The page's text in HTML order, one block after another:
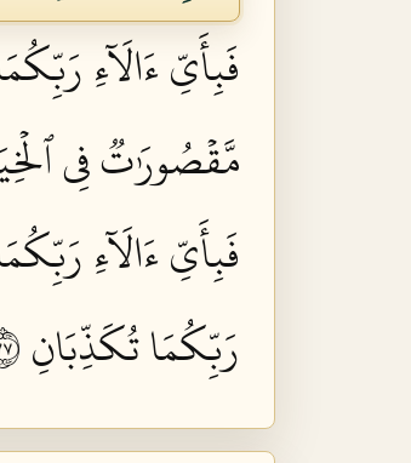
فَبِأَيِّ ءَالَآءِ
مَّقۡصُورَٰتٞ فِي
فَبِأَيِّ ءَالَآءِ
رَبِّكُمَا تُكَذِّبَانِ ٧٧